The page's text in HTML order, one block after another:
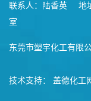
联系人：陆香英
地
室
东莞市塑宇化工有限
技术支持： 盖德化工